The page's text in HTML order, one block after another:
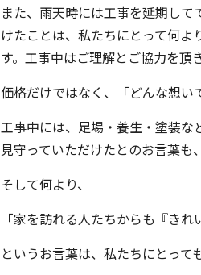
また、雨天時には工事を延期し
けたことは、私たちにとって何
す。工事中はご理解とご協力を頂
価格だけではなく、「どんな想い
工事中には、足場・養生・塗装な
見守っていただけたとのお言葉
そして何より、
「家を訪れる人たちからも『き
というお言葉は、私たちにとって